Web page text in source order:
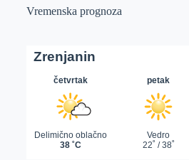
Vremenska prognoza